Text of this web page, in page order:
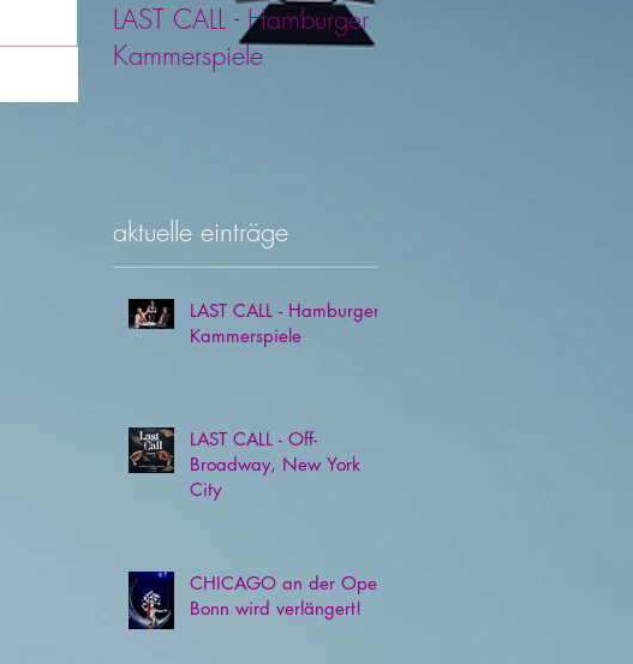
LAST CALL - Hamburger
Kammerspiele
aktuelle einträge
LAST CALL - Hamburger
Kammerspiele
LAST CALL - Off-
Broadway, New York
City
CHICAGO an der Oper
Bonn wird verlängert!